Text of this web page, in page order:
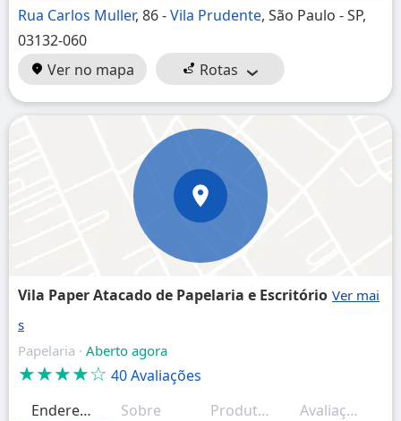
Rua Carlos Muller, 86 -Vila Prudente, São Paulo - SP,
03132-060
Ver no mapa
Rotas
Vila Paper Atacado de Papelaria e Escritório
Papelaria · Aberto agora
★★★★☆ 40 Avaliações
Endereço
Sobre Produtos/Serviços Avaliações (resumo)